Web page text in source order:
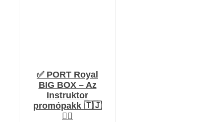
✅ PORT Royal
BIG BOX – Az
Instruktor
promópakk 🇹🇯
🏴‍☠️